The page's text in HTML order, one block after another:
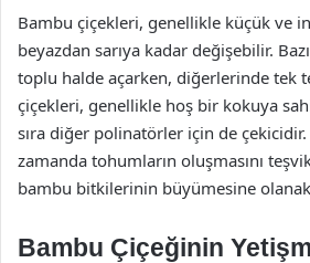
Bambu çiçekleri, genellikle küçük ve
beyazdan sarıya kadar değişebilir.
toplu halde açarken, diğerlerinde tek
çiçekleri, genellikle hoş bir kokuya
sıra diğer polinatörler için de çekicidir.
zamanda tohumların oluşmasını
bambu bitkilerinin büyümesine olanak
Bambu Çiçeğinin